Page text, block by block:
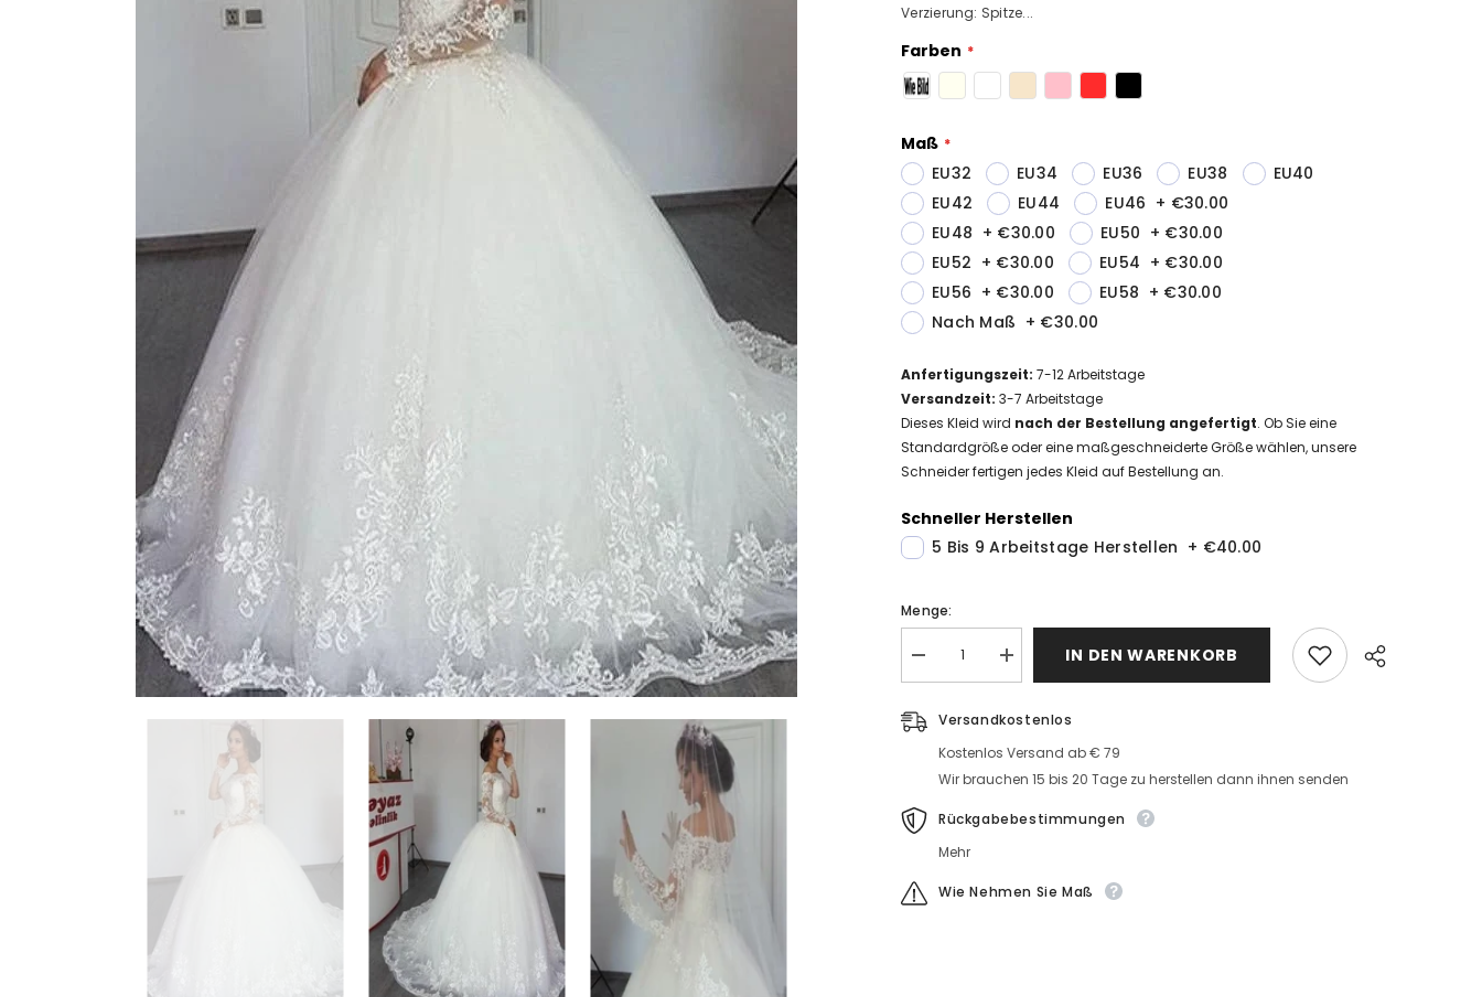
Verzierung: Spitze...
Farben
Maß
EU32
EU34 EU36 EU38
EU40
EU42
EU44 EU46 + €30.00
EU48 + €30.00 EU50 + €30.00
EU52 + €30.00 EU54 + €30.00
EU56 + €30.00 EU58 + €30.00
Nach Maß + €30.00
Anfertigungszeit:7-12Arbeitstage
Versandzeit:3-7 Arbeitstage
Dieses Kleid wird nach der Bestellung angefertigt. Ob Sie eine
Standardgröße oder eine maßgeschneiderte Größe wählen, unsere
Schneider fertigen jedes Kleid auf Bestellung an.
Schneller Herstellen
5 Bis 9 Arbeitstage Herstellen + €40.00
Menge:
Elegante
Brautkleider
mit
Ärmel
Prinzessin
Hochzeitskleider
Günstig
MengeElegante
Weiße
Ärmel
Prinzessin
Hochzeitskleider
Spitze
IN DEN WARENKORB
Versandkostenlos
Kostenlos Versand ab € 79
Wir brauchen 15 bis 20 Tage zu herstellen dann ihnen senden
Rückgabebestimmungen
Mehr
Wie Nehmen Sie Maß